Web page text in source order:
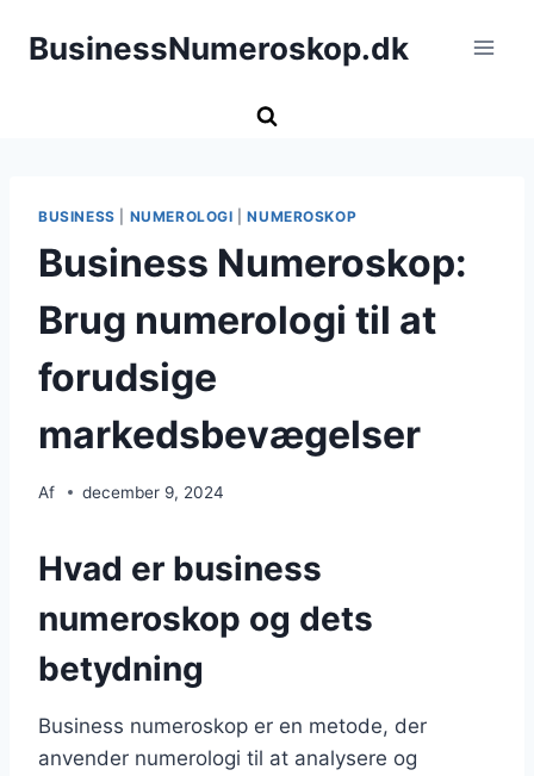
BusinessNumeroskop.dk
BUSINESS NUMEROLOGI |NUMEROSKOP
Business Numeroskop:
Brug numerologi til at
forudsige
markedsbevægelser
Af december 9, 2024
Hvad er business
numeroskop og dets
betydning
Business numeroskop er en metode, der
anvender numerologi til at analysere og